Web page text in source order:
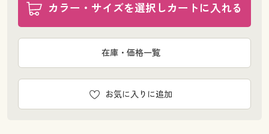
カラー・サイズを選択しカートに入れる
お気に入りに追加
在庫・価格一覧